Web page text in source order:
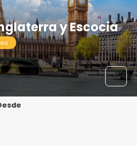
y Escocia